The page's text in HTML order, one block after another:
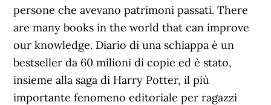
persone che avevano patrimoni passati. There
are many books in the world that can improve
our knowledge. Diario di una schiappa è un
bestseller da 60 milioni di copie ed è stato,
insieme alla saga di Harry Potter, il più
importante fenomeno editoriale per ragazzi